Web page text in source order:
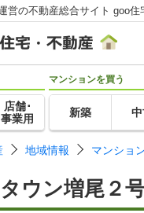
営の不動産総合サイト goo住
店舗･
事業用
マンションを買う
新築
地域情報 マンショ
ウン増尾２